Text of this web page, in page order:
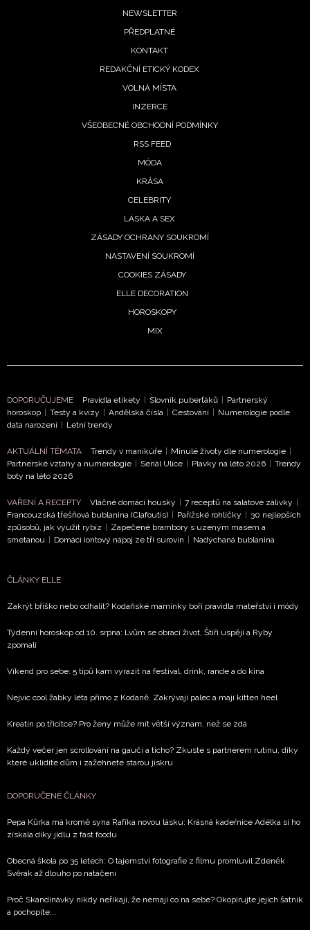
NEWSLETTER
PŘEDPLATNÉ
KONTAKT
REDAKČNÍ ETICKÝ KODEX
VOLNÁ MÍSTA
INZERCE
VŠEOBECNÉ OBCHODNÍ PODMÍNKY
RSS FEED
MÓDA
KRÁSA
CELEBRITY
LÁSKA A SEX
ZÁSADY OCHRANY SOUKROMÍ
NASTAVENÍ SOUKROMÍ
COOKIES ZÁSADY
ELLE DECORATION
HOROSKOPY
MIX
DOPORUČUJEME Pravidla etikety | Slovník puberťáků | Partnerský
horoskop | Testy a kvízy | Andělská čísla | Cestování | Numerologie podle
data narození | Letní trendy
AKTUÁLNÍ TÉMATA Trendy v manikúře | Minulé životy dle numerologie |
Partnerské vztahy a numerologie | Seriál Ulice | Plavky na léto 2026 | Trendy
boty na léto 2026
VAŘENÍ A RECEPTY Vláčné domácí housky | 7 receptů na salátové zálivky |
Francouzská třešňová bublanina (Clafoutis) | Pařížské rohlíčky | 30 nejlepších
způsobů, jak využít rybíz | Zapečené brambory s uzeným masem a
smetanou | Domácí iontový nápoj ze tří surovin | Nadýchaná bublanina
ČLÁNKY ELLE
Zakrýt bříško nebo odhalit? Kodaňské maminky boří pravidla mateřství i módy
Týdenní horoskop od 10. srpna: Lvům se obrací život, Štíři uspějí a Ryby
zpomalí
Víkend pro sebe: 5 tipů kam vyrazit na festival, drink, rande a do kina
Nejvíc cool žabky léta přímo z Kodaně. Zakrývají palec a mají kitten heel
Kreatin po třicítce? Pro ženy může mít větší význam, než se zdá
Každý večer jen scrollování na gauči a ticho? Zkuste s partnerem rutinu, díky
které uklidíte dům i zažehnete starou jiskru
DOPORUČENÉ ČLÁNKY
Pepa Kůrka má kromě syna Rafíka novou lásku: Krásná kadeřnice Adélka si ho
získala díky jídlu z fast foodu
Obecná škola po 35 letech: O tajemství fotografie z filmu promluvil Zdeněk
Svěrák až dlouho po natáčení
Proč Skandinávky nikdy neříkají, že nemají co na sebe? Okopírujte jejich šatník
a pochopíte...